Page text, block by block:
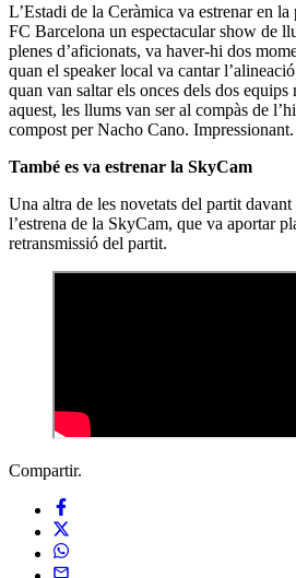
L’Estadi de la Ceràmica va estrenar en
FC Barcelona un espectacular show de
plenes d’aficionats, va haver-hi dos
quan el speaker local va cantar
quan van saltar els onces dels dos
aquest, les llums van ser al compàs de
compost per Nacho Cano. Impressionant.
També es va estrenar la SkyCam
Una altra de les novetats del partit
l’estrena de la SkyCam, que va aportar
retransmissió del partit.
Compartir.